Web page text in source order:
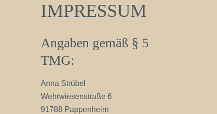
IMPRESSUM
Angaben gemäß § 5
TMG:
Anna Strübel
Wehrwiesenstraße 6
91788 Pappenheim